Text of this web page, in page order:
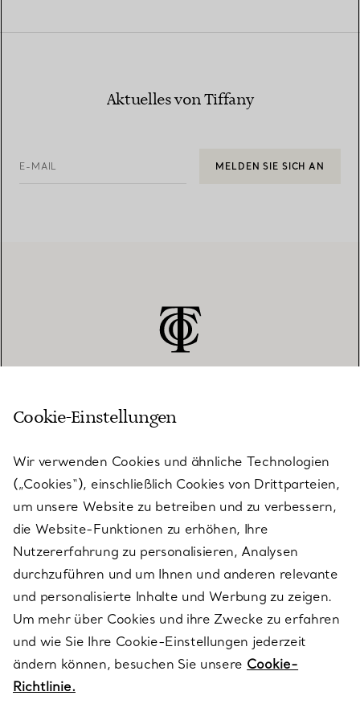
Aktuelles von Tiffany
E-MAIL MELDEN SIE SICH AN
KUNDENSERVICE
SERVICES
ÜBER TIFFANY & CO.
RECHTLICHE HINWEISE
FOLGEN SIE UNS
Cookie-Einstellungen
Wir verwenden Cookies und ähnliche Technologien
(„Cookies“), einschließlich Cookies von Drittparteien,
um unsere Website zu betreiben und zu verbessern,
die Website-Funktionen zu erhöhen, Ihre
Nutzererfahrung zu personalisieren, Analysen
durchzuführen und um Ihnen und anderen relevante
und personalisierte Inhalte und Werbung zu zeigen.
Um mehr über Cookies und ihre Zwecke zu erfahren
und wie Sie Ihre Cookie-Einstellungen jederzeit
ändern können, besuchen Sie unsere Cookie-
Richtlinie.